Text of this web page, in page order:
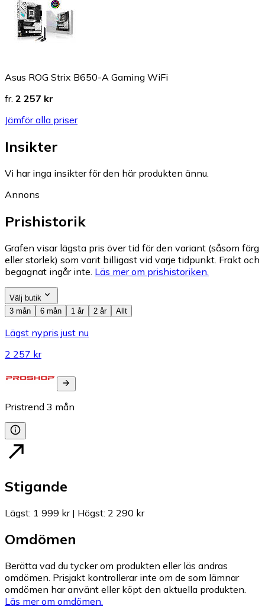
Asus ROG Strix B650-A Gaming WiFi
fr. 2 257 kr
Jämför alla priser
Insikter
Vi har inga insikter för den här produkten ännu.
Annons
Prishistorik
Grafen visar lägsta pris över tid för den variant (såsom färg
eller storlek) som varit billigast vid varje tidpunkt. Frakt och
begagnat ingår inte. Läs mer om prishistoriken.
Välj butik
3 mån
6 mån 1 år 2 år Allt
Lägst nypris just nu
2 257 kr
Pristrend 3 mån
Stigande
Lägst: 1 999 kr| Högst: 2 290 kr
Omdömen
Berätta vad du tycker om produkten eller läs andras
omdömen. Prisjakt kontrollerar inte om de som lämnar
omdömen har använt eller köpt den aktuella produkten.
Läs mer om omdömen.